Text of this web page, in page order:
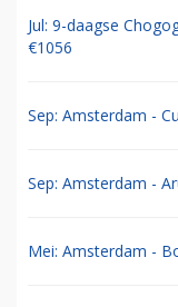
Jul: 9-daagse
€1056
Sep: Amsterdam -
Sep: Amsterdam -
Mei: Amsterdam -